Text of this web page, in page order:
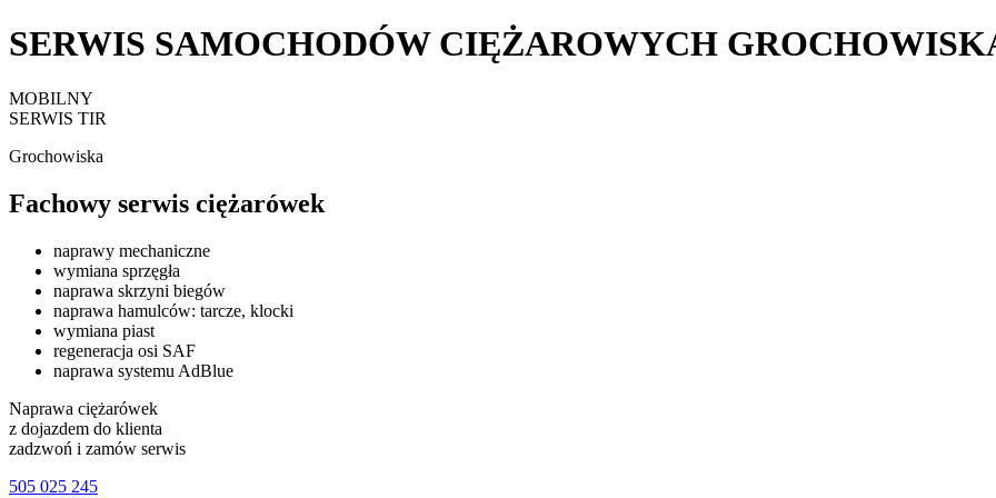
SERWIS SAMOCHODÓW CIĘŻAROWYCH
MOBILNY
SERWIS TIR
Grochowiska
Fachowy serwis ciężarówek
naprawy mechaniczne
wymiana sprzęgła
naprawa skrzyni biegów
naprawa hamulców: tarcze, klocki
wymiana piast
regeneracja osi SAF
naprawa systemu AdBlue
Naprawa ciężarówek
z dojazdem do klienta
zadzwoń i zamów serwis
505 025 245